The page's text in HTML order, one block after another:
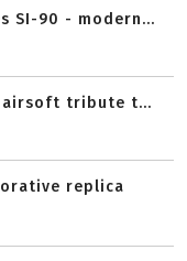
SI-90 - modern...
airsoft tribute t...
replica